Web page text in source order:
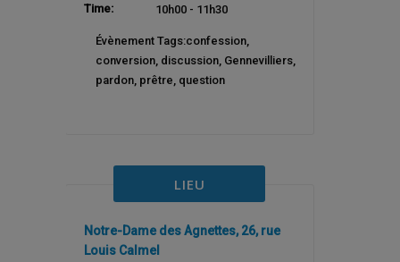
Time: 10h00 - 11h30
Évènement Tags:confession,
conversion, discussion, Gennevilliers,
pardon, prêtre question
LIEU
Notre-Dame des Agnettes, 26, rue
Louis Calmel